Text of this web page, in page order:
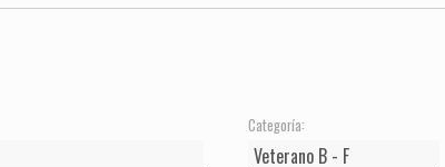
Categoría: